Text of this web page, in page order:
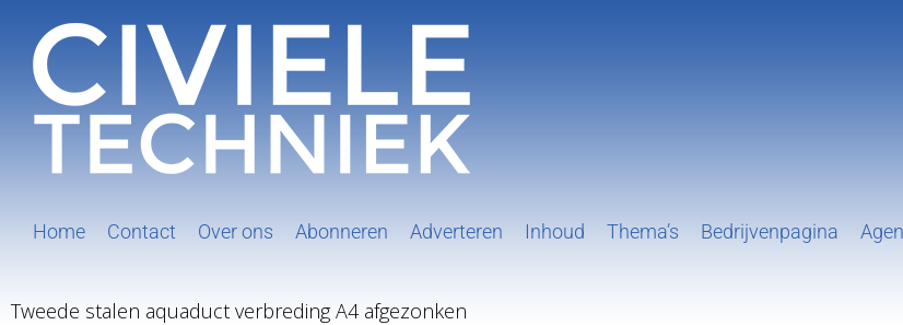
inhoud
Home Contact Over ons Abonneren Adverteren Inhoud Thema’s Bedrijvenpagina
Tweede stalen aquaduct verbreding A4 afgezonken